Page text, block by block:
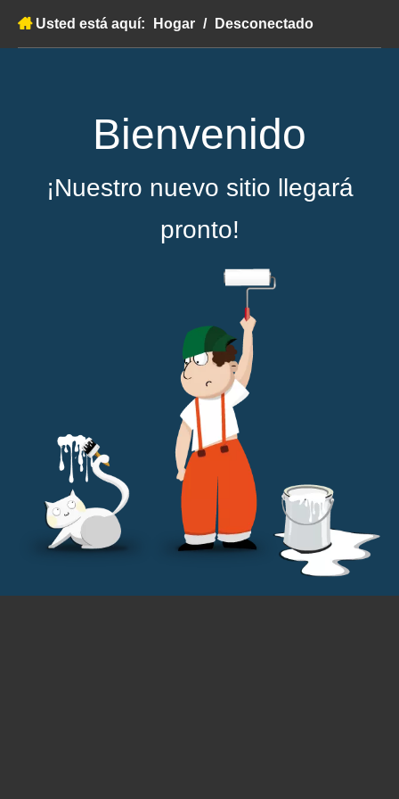
Usted está aquí: Hogar / Desconectado
Bienvenido
¡Nuestro nuevo sitio llegará
pronto!